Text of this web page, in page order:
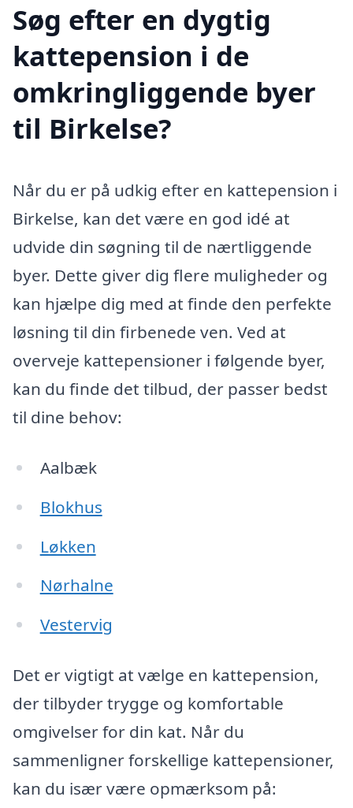
Søg efter en dygtig
kattepension i de
omkringliggende byer
til Birkelse?
Når du er på udkig efter en kattepension i
Birkelse, kan det være en god idé at
udvide din søgning til de nærtliggende
byer. Dette giver dig flere muligheder og
kan hjælpe dig med at finde den perfekte
løsning til din firbenede ven. Ved at
overveje kattepensioner i følgende byer,
kan du finde det tilbud, der passer bedst
til dine behov:
Aalbæk
Blokhus
Løkken
Nørhalne
Vestervig
Det er vigtigt at vælge en kattepension,
der tilbyder trygge og komfortable
omgivelser for din kat. Når du
sammenligner forskellige kattepensioner,
kan du især være opmærksom på: